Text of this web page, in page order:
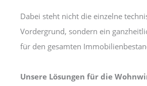
Dabei steht nicht die einzelne
Vordergrund, sondern ein
für den gesamten
Unsere Lösungen für die